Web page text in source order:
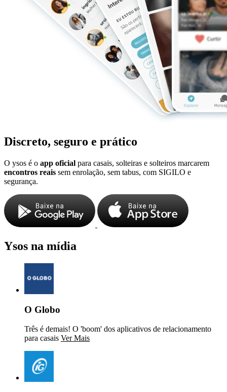
Discreto, seguro e prático
O ysos é o app oficial para casais, solteiras e solteiros marcarem
encontros reais sem enrolação, sem tabus, com SIGILO e
segurança.
Ysos na mídia
O Globo
Três é demais! O 'boom' dos aplicativos de relacionamento
para casais Ver Mais